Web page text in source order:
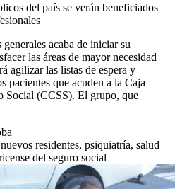
del país se verán beneficiados
acaba de iniciar su
las áreas de mayor necesidad
agilizar las listas de espera y
pacientes que acuden a la Caja
Social (CCSS). El grupo, que
residentes, psiquiatría, salud
del seguro social